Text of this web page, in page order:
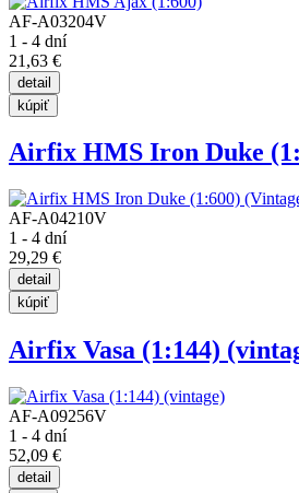
AF-A03204V
1 - 4 dní
21,63 €
Airfix HMS Iron Duke
AF-A04210V
1 - 4 dní
29,29 €
Airfix Vasa (1:144)
AF-A09256V
1 - 4 dní
52,09 €